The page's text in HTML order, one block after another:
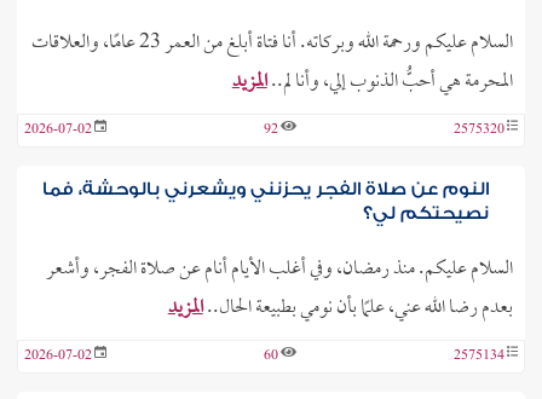
السلام عليكم ورحمة الله وبركاته. أنا فتاة أبلغ من العمر 23 عامًا، والعلاقات
المحرمة هي أحبُّ الذنوب إلي، وأنا لم..المزيد
2575320
92
2026-07-02
النوم عن صلاة الفجر يحزنني ويشعرني بالوحشة، فما
نصيحتكم لي؟
السلام عليكم. منذ رمضان، وفي أغلب الأيام أنام عن صلاة الفجر، وأشعر
بعدم رضا الله عني، علمًا بأن نومي بطبيعة الحال..المزيد
2575134
60
2026-07-02